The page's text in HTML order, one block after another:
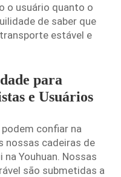
o usuário quanto o
de saber que
estável e
para
e Usuários
confiar na
nossas cadeiras de
Youhuan. Nossas
são submetidas a